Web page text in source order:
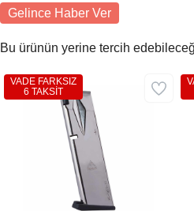
Gelince Haber Ver
Bu ürünün yerine tercih
VADE FARKSIZ
6 TAKSİT